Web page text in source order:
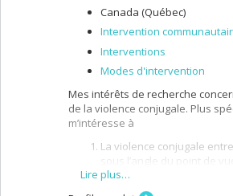
Canada (Québec)
Intervention
Interventions
Modes d'intervention
Mes intérêts de recherche
de la violence conjugale. Plus
m’intéresse à
La violence conjugale
sous l’angle du point de
de la violence du conjoint
reçus et aux services à
Lire plus…